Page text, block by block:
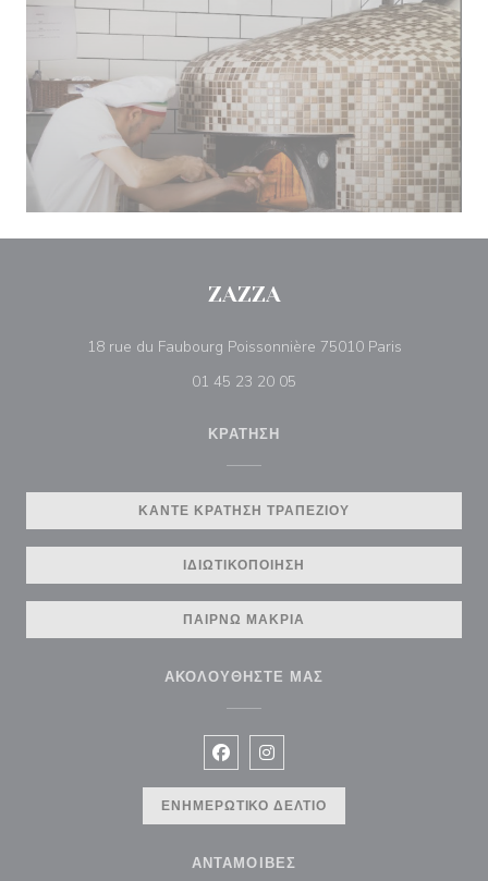
ZAZZA
18 rue du Faubourg Poissonnière 75010 Paris((ανοίγει
01 45 23 20 05
ΚΡΆΤΗΣΗ
ΚΆΝΤΕ ΚΡΆΤΗΣΗ ΤΡΑΠΕΖΙΟΎ
ΙΔΙΩΤΙΚΟΠΟΊΗΣΗ
ΠΑΊΡΝΩ ΜΑΚΡΙΆ
ΑΚΟΛΟΥΘΉΣΤΕ ΜΑΣ
Facebook ((ανοίγει σε νέο
Instagram ((ανοίγει σε νέο
ΕΝΗΜΕΡΩΤΙΚΌ ΔΕΛΤΊΟ
ΑΝΤΑΜΟΙΒΈΣ